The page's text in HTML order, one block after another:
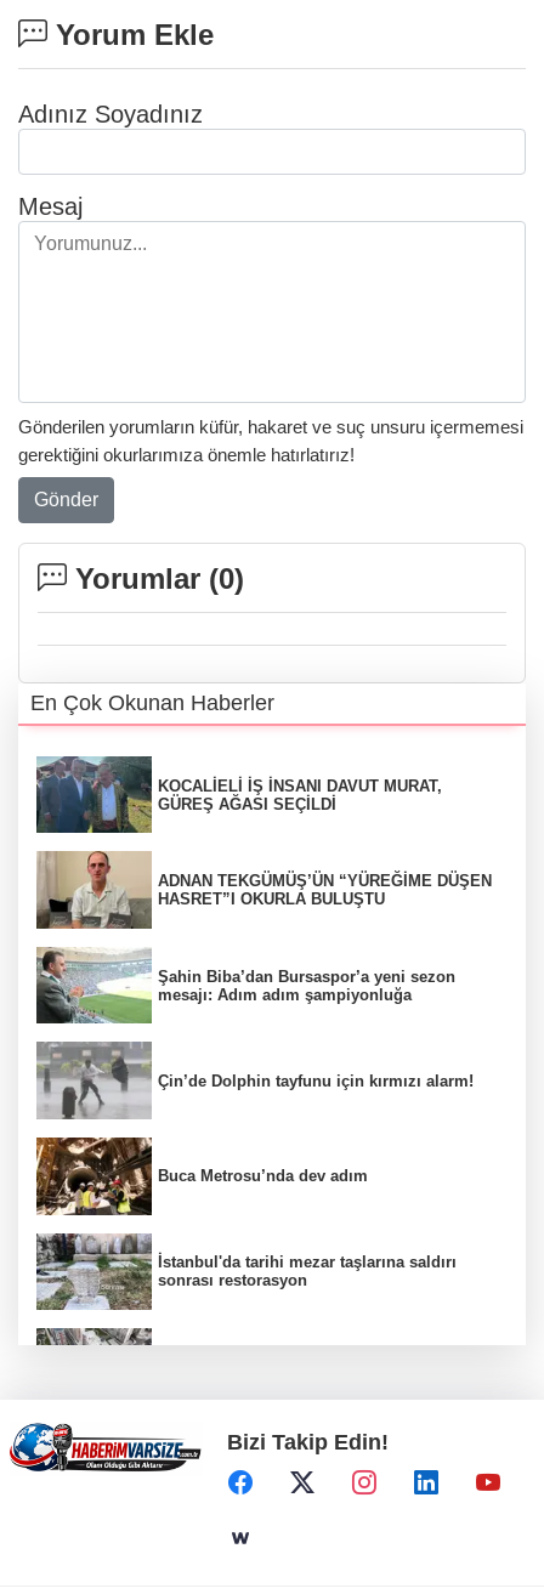
Yorum Ekle
Adınız Soyadınız
Mesaj
Gönderilen yorumların küfür, hakaret ve suç unsuru içermemesi
gerektiğini okurlarımıza önemle hatırlatırız!
Gönder
Yorumlar (0)
En Çok Okunan Haberler
KOCALİELİ İŞ İNSANI DAVUT MURAT,
GÜREŞ AĞASI SEÇİLDİ
ADNAN TEKGÜMÜŞ’ÜN “YÜREĞİME DÜŞEN
HASRET”I OKURLA BULUŞTU
Şahin Biba’dan Bursaspor’a yeni sezon
mesajı: Adım adım şampiyonluğa
Çin’de Dolphin tayfunu için kırmızı alarm!
Buca Metrosu’nda dev adım
İstanbul'da tarihi mezar taşlarına saldırı
sonrası restorasyon
Nevşehir'de telefon ışıkları Bengü'nün
şarkılarına eşlik etti
Gaziantep’te Dülük Baba Zaviyesi ve Türbesi
Bizi Takip Edin!